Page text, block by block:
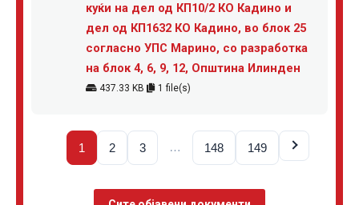
куќи на дел од КП10/2 КО Кадино и
дел од КП1632 КО Кадино, во блок 25
согласно УПС Марино, со разработка
на блок 4, 6, 9, 12, Општина Илинден
437.33 KB 1 file(s)
1 2 3 … 148 149